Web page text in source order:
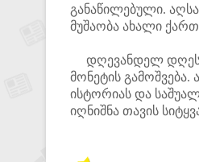
განაწილებული.
მუშაობა ახალი
დღევანდელ დღეს
მონეტის გამოშვება.
ისტორიას და
იღნიშნა თავის